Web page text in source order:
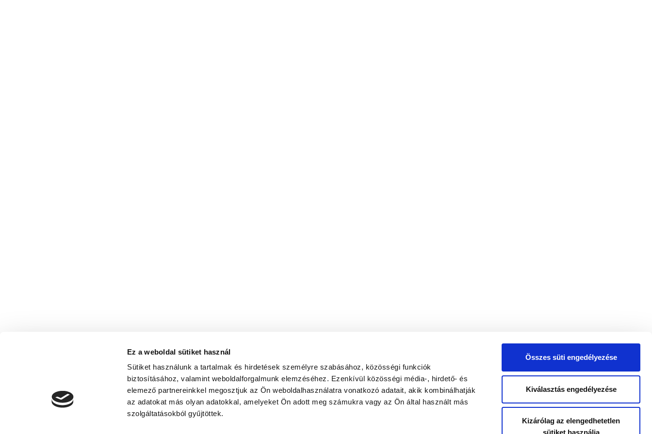
Ez a weboldal sütiket használ
Sütiket használunk a tartalmak és hirdetések személyre szabásához, közösségi funkciók
biztosításához, valamint weboldalforgalmunk elemzéséhez. Ezenkívül közösségi média-, hirdető- és
elemező partnereinkkel megosztjuk az Ön weboldalhasználatra vonatkozó adatait, akik kombinálhatják
az adatokat más olyan adatokkal, amelyeket Ön adott meg számukra vagy az Ön által használt más
szolgáltatásokból gyűjtöttek.
Összes süti engedélyezése
Kiválasztás engedélyezése
Kizárólag az elengedhetetlen
sütiket használja